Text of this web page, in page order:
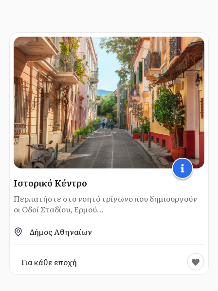
Ιστορικό Κέντρο
Περπατήστε στο νοητό τρίγωνο που δημιουργούν
οι Οδοί Σταδίου, Ερμού...
Δήμος Αθηναίων
Για κάθε εποχή